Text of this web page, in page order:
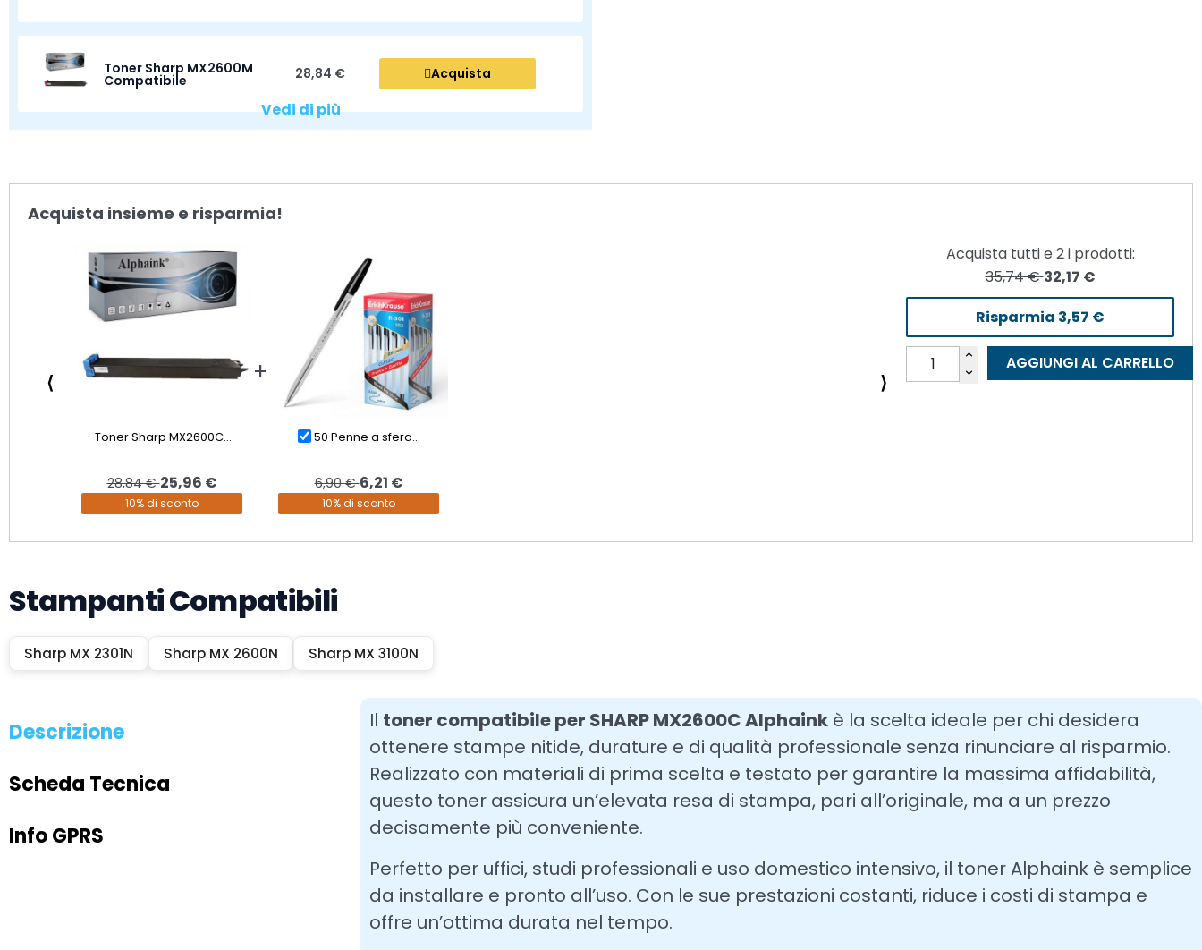
Toner Sharp MX2600M
Compatibile 28,84 € Acquista
Vedi di più
Acquista insieme e risparmia!
⟨
Toner Sharp MX2600C...
28,84 €25,96 €
10% di sconto
50 Penne a sfera...
6,90 €6,21 €
10% di sconto
⟩
Acquista tutti e 2i prodotti:
35,74 €32,17 €
Risparmia 3,57 €
AGGIUNGI AL CARRELLO
Stampanti Compatibili
Sharp MX 2301N Sharp MX 2600N Sharp MX 3100N
Descrizione
Scheda Tecnica
Info GPRS
Il toner compatibile per SHARP MX2600C Alphaink è la scelta ideale per chi desidera
ottenere stampe nitide, durature e di qualità professionale senza rinunciare al risparmio.
Realizzato con materiali di prima scelta e testato per garantire la massima affidabilità,
questo toner assicura un’elevata resa di stampa, pari all’originale, ma a un prezzo
decisamente più conveniente.
Perfetto per uffici, studi professionali e uso domestico intensivo, il toner Alphaink è semplice
da installare e pronto all’uso. Con le sue prestazioni costanti, riduce i costi di stampa e
offre un’ottima durata nel tempo.